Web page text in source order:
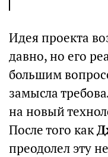
Идея проекта
давно, но его
большим
замысла
на новый
После того как
преодолел эту